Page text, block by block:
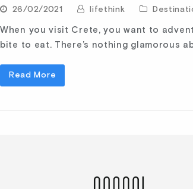
26/02/2021 lifethink
When you visit Crete, you want to
bite to eat. There’s nothing glamorous
Read More